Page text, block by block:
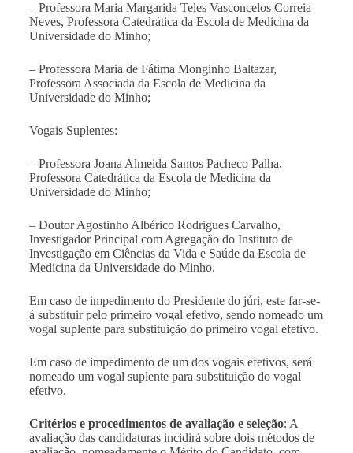
– Professora Maria Margarida Teles Vasconcelos Correia
Neves, Professora Catedrática da Escola de Medicina da
Universidade do Minho;
– Professora Maria de Fátima Monginho Baltazar,
Professora Associada da Escola de Medicina da
Universidade do Minho;
Vogais Suplentes:
– Professora Joana Almeida Santos Pacheco Palha,
Professora Catedrática da Escola de Medicina da
Universidade do Minho;
– Doutor Agostinho Albérico Rodrigues Carvalho,
Investigador Principal com Agregação do Instituto de
Investigação em Ciências da Vida e Saúde da Escola de
Medicina da Universidade do Minho.
Em caso de impedimento do Presidente do júri, este far-se-
á substituir pelo primeiro vogal efetivo, sendo nomeado um
vogal suplente para substituição do primeiro vogal efetivo.
Em caso de impedimento de um dos vogais efetivos, será
nomeado um vogal suplente para substituição do vogal
efetivo.
Critérios e procedimentos de avaliação e seleção: A
avaliação das candidaturas incidirá sobre dois métodos de